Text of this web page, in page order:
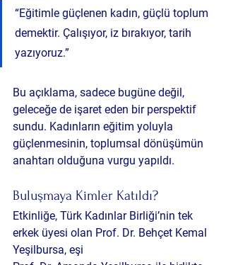
“Eğitimle güçlenen kadın, güçlü toplum
demektir. Çalışıyor, iz bırakıyor, tarih
yazıyoruz.”
Bu açıklama, sadece bugüne değil,
geleceğe de işaret eden bir perspektif
sundu. Kadınların eğitim yoluyla
güçlenmesinin, toplumsal dönüşümün
anahtarı olduğuna vurgu yapıldı.
Buluşmaya Kimler Katıldı?
Etkinliğe, Türk Kadınlar Birliği’nin tek
erkek üyesi olan Prof. Dr. Behçet Kemal
Yeşilbursa, eşi